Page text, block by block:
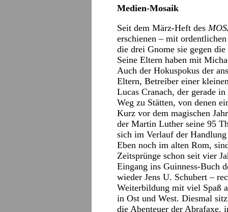
Medien-Mosaik
Seit dem März-Heft des
erschienen – mit
die drei Gnome sie gegen
Seine Eltern haben mit
Auch der Hokuspokus der
Eltern, Betreiber einer
Lucas Cranach, der gerade
Weg zu Stätten, von denen
Kurz vor dem magischen
der Martin Luther seine 95
sich im Verlauf der Handlung
Eben noch im alten Rom,
Zeitsprünge schon seit vier
Eingang ins Guinness-Buch
wieder Jens U. Schubert –
Weiterbildung mit viel Spaß
in Ost und West. Diesmal
die Abenteuer der Abrafaxe,